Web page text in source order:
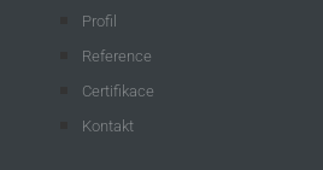
Profil
Reference
Certifikace
Kontakt